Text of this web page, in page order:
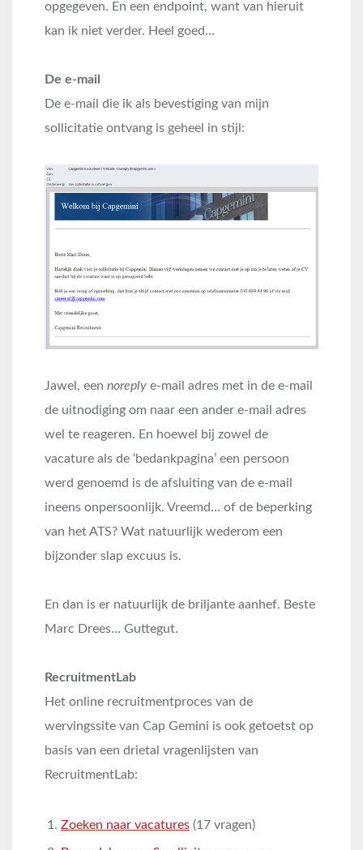
opgegeven. En een endpoint, want van hieruit
kan ik niet verder. Heel goed…
De e-mail
De e-mail die ik als bevestiging van mijn
sollicitatie ontvang is geheel in stijl:
Jawel, een noreply e-mail adres met in de e-mail
de uitnodiging om naar een ander e-mail adres
wel te reageren. En hoewel bij zowel de
vacature als de ‘bedankpagina’ een persoon
werd genoemd is de afsluiting van de e-mail
ineens onpersoonlijk. Vreemd… of de beperking
van het ATS? Wat natuurlijk wederom een
bijzonder slap excuus is.
En dan is er natuurlijk de briljante aanhef. Beste
Marc Drees… Guttegut.
RecruitmentLab
Het online recruitmentproces van de
wervingssite van Cap Gemini is ook getoetst op
basis van een drietal vragenlijsten van
RecruitmentLab:
Zoeken naar vacatures (17 vragen)